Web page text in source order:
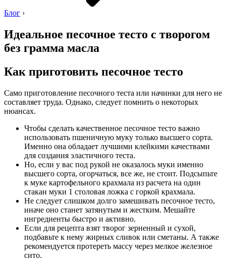
Блог ›
Идеальное песочное тесто с творогом
без грамма масла
Как приготовить песочное тесто
Само приготовление песочного теста или начинки для него не
составляет труда. Однако, следует помнить о некоторых
нюансах.
Чтобы сделать качественное песочное тесто важно
использовать пшеничную муку только высшего сорта.
Именно она обладает лучшими клейкими качествами
для создания эластичного теста.
Но, если у вас под рукой не оказалось муки именно
высшего сорта, огорчаться, все же, не стоит. Подсыпьте
к муке картофельного крахмала из расчета на один
стакан муки 1 столовая ложка с горкой крахмала.
Не следует слишком долго замешивать песочное тесто,
иначе оно станет затянутым и жестким. Мешайте
ингредиенты быстро и активно.
Если для рецепта взят творог зерненный и сухой,
подбавьте к нему жирных сливок или сметаны. А также
рекомендуется протереть массу через мелкое железное
сито.